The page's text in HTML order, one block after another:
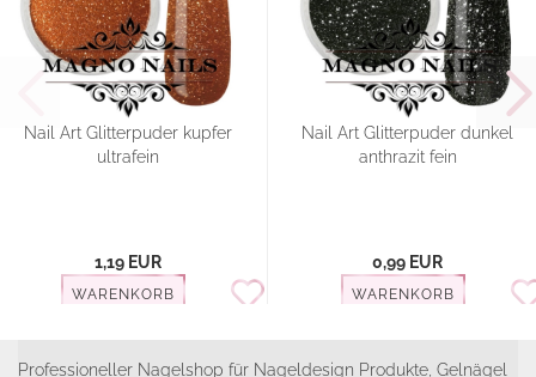
Nail Art Glitterpuder kupfer
ultrafein
1,19 EUR
WARENKORB
Nail Art Glitterpuder dunkel
anthrazit fein
0,99 EUR
WARENKORB
Professioneller Nagelshop für Nageldesign Produkte, Gelnägel